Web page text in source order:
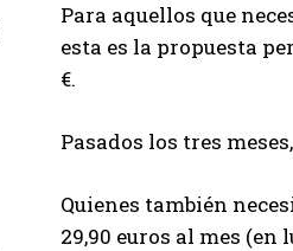
Para aquellos que
esta es la propuesta
€.
Pasados ​​los tres
Quienes también
29,90 euros al mes (en